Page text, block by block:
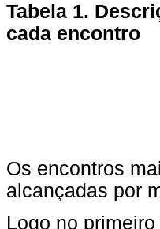
Tabela 1.
cada encontro
Os encontros
alcançadas por
Logo no